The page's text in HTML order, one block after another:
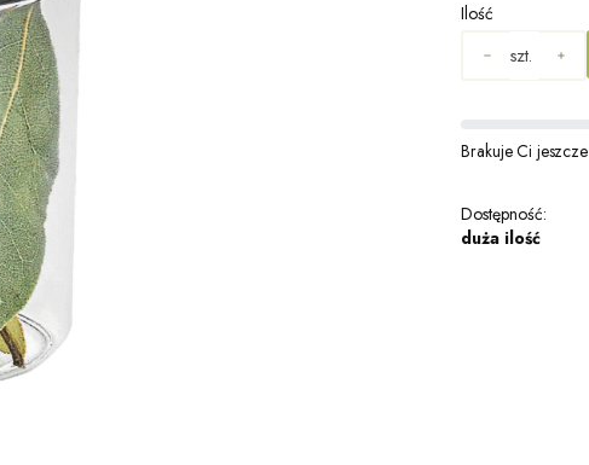
Ilość
szt.
Brakuje Ci jeszcze
Dostępność:
duża ilość